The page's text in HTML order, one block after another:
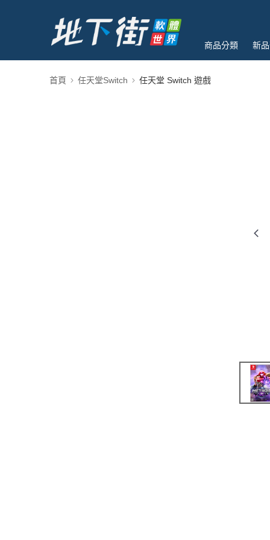
商品分類 新
首頁 任天堂Switch 任天堂 Switch 遊戲